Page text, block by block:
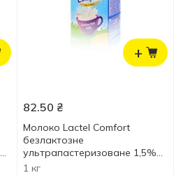
+
82.50 ₴
Молоко Lactel Comfort
безлактозне
ультрапастеризоване 1,5%
1000г
1 кг